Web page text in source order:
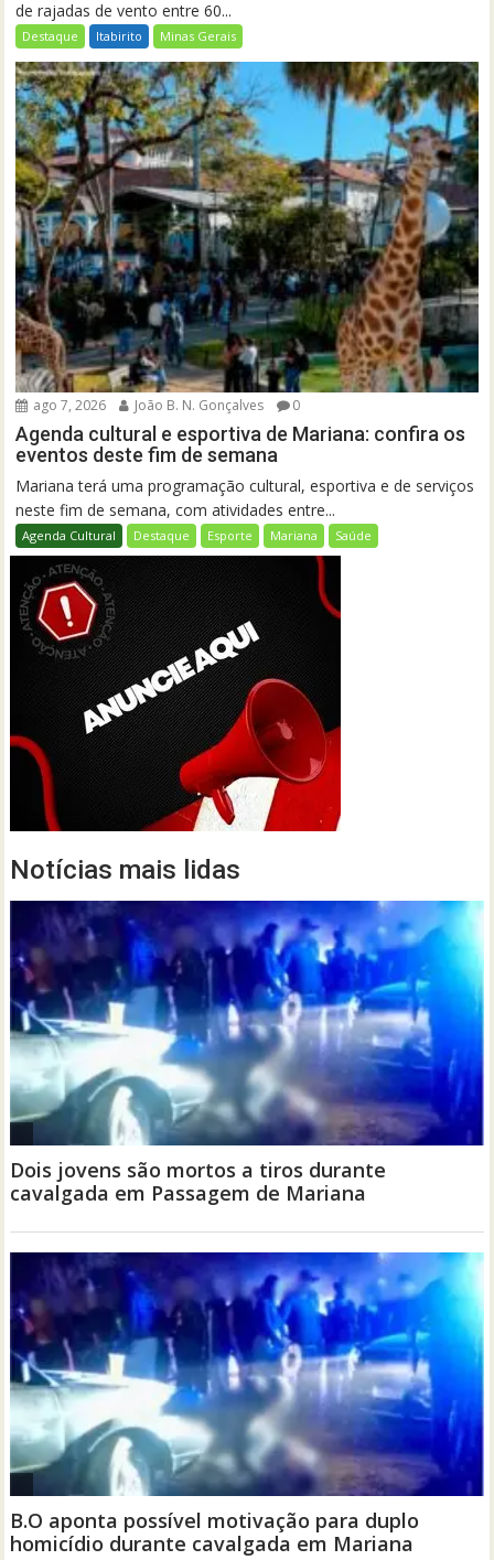
de rajadas de vento entre 60...
Destaque Itabirito Minas Gerais
ago 7, 2026 João B. N. Gonçalves 0
Agenda cultural e esportiva de Mariana: confira os
eventos deste fim de semana
Mariana terá uma programação cultural, esportiva e de serviços
neste fim de semana, com atividades entre...
Agenda Cultural Destaque Esporte Mariana Saúde
Notícias mais lidas